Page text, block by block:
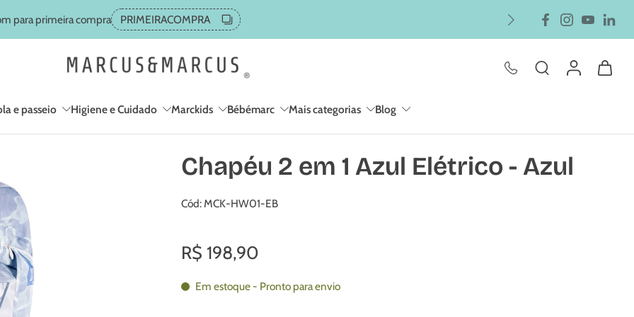
para primeira compra PRIMEIRACOMPRA
e passeio Higiene e Cuidado Marckids Bébémarc Mais categorias Blog
Chapéu 2 em 1 Azul Elétrico - Azul
Cód: MCK-HW01-EB
R$ 198,90
Em estoque - Pronto para envio